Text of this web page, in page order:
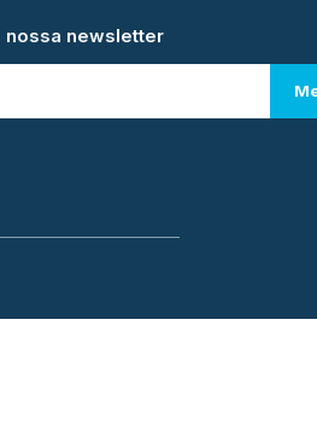
nossa newsletter